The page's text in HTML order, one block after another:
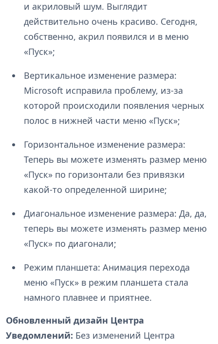
и акриловый шум. Выглядит
действительно очень красиво. Сегодня,
собственно, акрил появился и в меню
«Пуск»;
Вертикальное изменение размера:
Microsoft исправила проблему, из-за
которой происходили появления черных
полос в нижней части меню «Пуск»;
Горизонтальное изменение размера:
Теперь вы можете изменять размер меню
«Пуск» по горизонтали без привязки
какой-то определенной ширине;
Диагональное изменение размера: Да, да,
теперь вы можете изменять размер меню
«Пуск» по диагонали;
Режим планшета: Анимация перехода
меню «Пуск» в режим планшета стала
намного плавнее и приятнее.
Обновленный дизайн Центра
Уведомлений: Без изменений Центра